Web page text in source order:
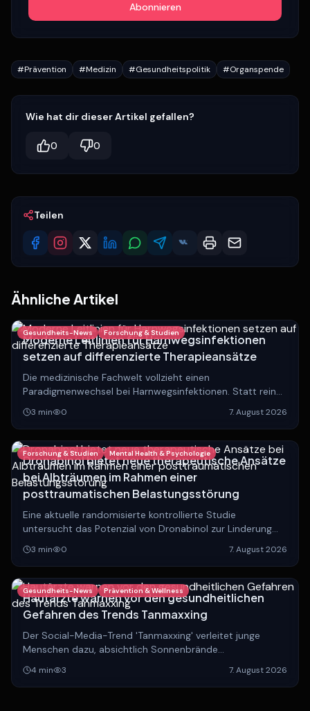
Abonnieren
#Prävention #Medizin #Gesundheitspolitik #Organspende
Wie hat dir dieser Artikel gefallen?
0 0
Teilen
Ähnliche Artikel
Gesundheits-News Forschung & Studien
Moderne Leitlinien für Harnwegsinfektionen
setzen auf differenzierte Therapieansätze
Die medizinische Fachwelt vollzieht einen
Paradigmenwechsel bei Harnwegsinfektionen. Statt rein
anatomischer Einteilungen rückt die Unterscheidung
zwischen lokalisierten und systemischen Verläufen in den
Fokus.
3 min 0 7. August 2026
Forschung & Studien Mental Health & Psychologie
Dronabinol bietet neue therapeutische Ansätze
bei Albträumen im Rahmen einer
posttraumatischen Belastungsstörung
Eine aktuelle randomisierte kontrollierte Studie
untersucht das Potenzial von Dronabinol zur Linderung
von Albträumen bei Patienten mit PTBS.
3 min 0 7. August 2026
Gesundheits-News Prävention & Wellness
Hautärzte warnen vor den gesundheitlichen
Gefahren des Trends Tanmaxxing
Der Social-Media-Trend 'Tanmaxxing' verleitet junge
Menschen dazu, absichtlich Sonnenbrände
herbeizuführen. Experten warnen eindringlich vor den
langfristigen, lebensbedrohlichen Folgen.
4 min 3 7. August 2026